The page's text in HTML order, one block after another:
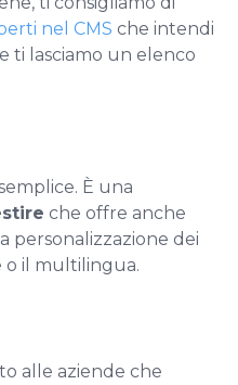
nel CMS che intendi
ti lasciamo un elenco
È una
che offre anche
personalizzazione dei
o il multilingua.
alle aziende che